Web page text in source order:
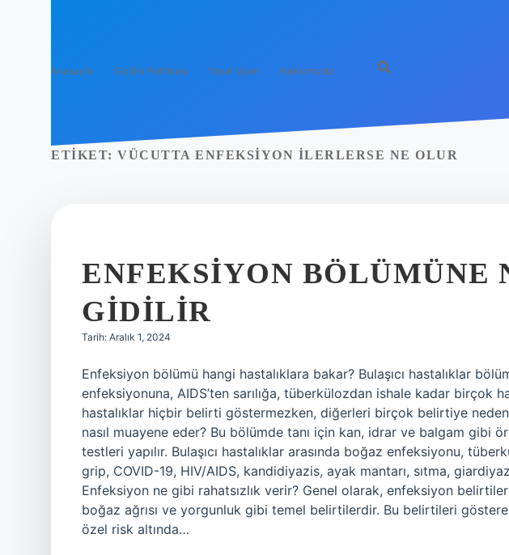
Anasayfa Gizlilik Politikası Yasal Uyarı Hakkımızda
ETIKET: VÜCUTTA ENFEKSIYON ILERLERSE NE OLUR
ENFEKSIYON BÖLÜMÜNE
GIDILIR
Tarih: Aralık 1, 2024
Enfeksiyon bölümü hangi hastalıklara bakar? Bulaşıcı hastalıklar
enfeksiyonuna, AIDS’ten sarılığa, tüberkülozdan ishale kadar birçok
hastalıklar hiçbir belirti göstermezken, diğerleri birçok belirtiye
nasıl muayene eder? Bu bölümde tanı için kan, idrar ve balgam gibi
testleri yapılır. Bulaşıcı hastalıklar arasında boğaz enfeksiyonu,
grip, COVID-19, HIV/AIDS, kandidiyazis, ayak mantarı, sıtma,
Enfeksiyon ne gibi rahatsızlık verir? Genel olarak, enfeksiyon
boğaz ağrısı ve yorgunluk gibi temel belirtilerdir. Bu belirtileri
özel risk altında…